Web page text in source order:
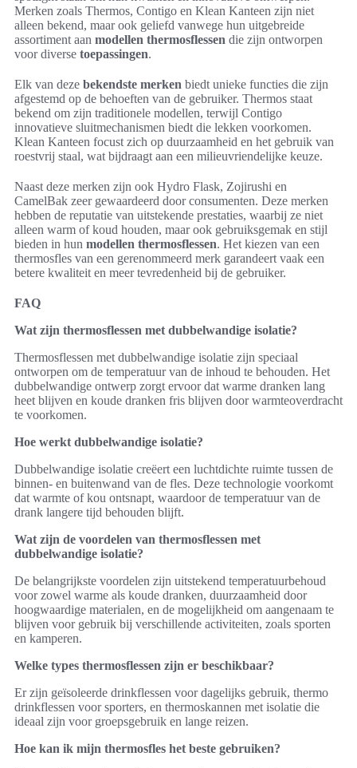
Merken zoals Thermos, Contigo en Klean Kanteen zijn niet
alleen bekend, maar ook geliefd vanwege hun uitgebreide
assortiment aan modellen thermosflessen die zijn ontworpen
voor diverse toepassingen.
Elk van deze bekendste merken biedt unieke functies die zijn
afgestemd op de behoeften van de gebruiker. Thermos staat
bekend om zijn traditionele modellen, terwijl Contigo
innovatieve sluitmechanismen biedt die lekken voorkomen.
Klean Kanteen focust zich op duurzaamheid en het gebruik van
roestvrij staal, wat bijdraagt aan een milieuvriendelijke keuze.
Naast deze merken zijn ook Hydro Flask, Zojirushi en
CamelBak zeer gewaardeerd door consumenten. Deze merken
hebben de reputatie van uitstekende prestaties, waarbij ze niet
alleen warm of koud houden, maar ook gebruiksgemak en stijl
bieden in hun modellen thermosflessen. Het kiezen van een
thermosfles van een gerenommeerd merk garandeert vaak een
betere kwaliteit en meer tevredenheid bij de gebruiker.
FAQ
Wat zijn thermosflessen met dubbelwandige isolatie?
Thermosflessen met dubbelwandige isolatie zijn speciaal
ontworpen om de temperatuur van de inhoud te behouden. Het
dubbelwandige ontwerp zorgt ervoor dat warme dranken lang
heet blijven en koude dranken fris blijven door warmteoverdracht
te voorkomen.
Hoe werkt dubbelwandige isolatie?
Dubbelwandige isolatie creëert een luchtdichte ruimte tussen de
binnen- en buitenwand van de fles. Deze technologie voorkomt
dat warmte of kou ontsnapt, waardoor de temperatuur van de
drank langere tijd behouden blijft.
Wat zijn de voordelen van thermosflessen met
dubbelwandige isolatie?
De belangrijkste voordelen zijn uitstekend temperatuurbehoud
voor zowel warme als koude dranken, duurzaamheid door
hoogwaardige materialen, en de mogelijkheid om aangenaam te
blijven voor gebruik bij verschillende activiteiten, zoals sporten
en kamperen.
Welke types thermosflessen zijn er beschikbaar?
Er zijn geïsoleerde drinkflessen voor dagelijks gebruik, thermo
drinkflessen voor sporters, en thermoskannen met isolatie die
ideaal zijn voor groepsgebruik en lange reizen.
Hoe kan ik mijn thermosfles het beste gebruiken?